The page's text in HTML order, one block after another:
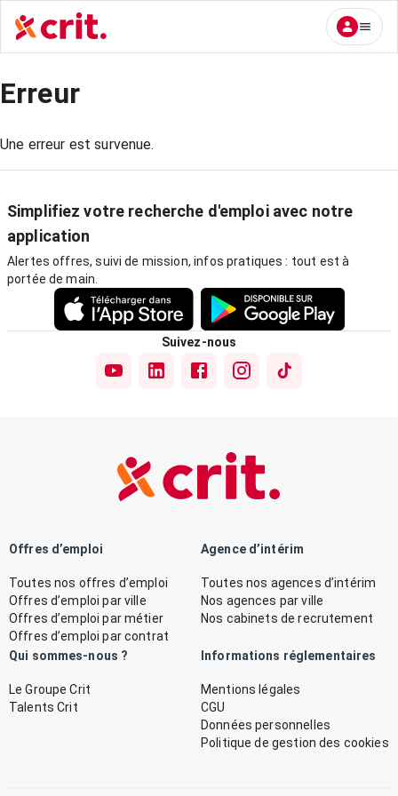
Erreur
Une erreur est survenue.
Simplifiez votre recherche d'emploi avec notre
application
Alertes offres, suivi de mission, infos pratiques : tout est à
portée de main.
Suivez-nous
Offres d’emploi
Toutes nos offres d’emploi
Offres d’emploi par ville
Offres d’emploi par métier
Offres d’emploi par contrat
Agence d’intérim
Toutes nos agences d’intérim
Nos agences par ville
Nos cabinets de recrutement
Qui sommes-nous ?
Le Groupe Crit
Talents Crit
Informations réglementaires
Mentions légales
CGU
Données personnelles
Politique de gestion des cookies